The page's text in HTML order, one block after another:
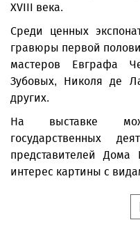
XVIII века.
Среди ценных
гравюры первой
мастеров Евграфа
Зубовых, Николя де
других.
На выставке
государственных
представителей
интерес картины с